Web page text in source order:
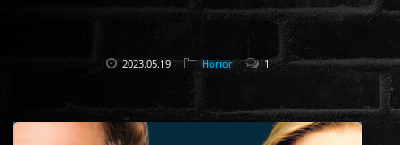
2023.05.19 Horror 1